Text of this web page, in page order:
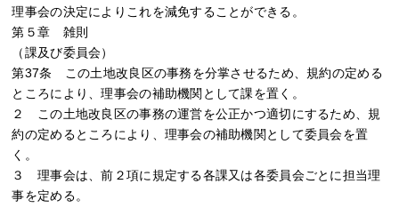
理事会の決定によりこれを減免することができる。
第５章 雑則
（課及び委員会）
第37条 この土地改良区の事務を分掌させるため、規約の定める
ところにより、理事会の補助機関として課を置く。
２ この土地改良区の事務の運営を公正かつ適切にするため、規
約の定めるところにより、理事会の補助機関として委員会を置
く。
３ 理事会は、前２項に規定する各課又は各委員会ごとに担当理
事を定める。